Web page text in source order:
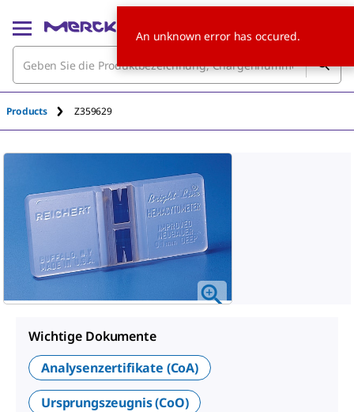
Products Z359629
Wichtige Dokumente
Analysenzertifikate (CoA)
Ursprungszeugnis (CoO)
An unknown error has occured.